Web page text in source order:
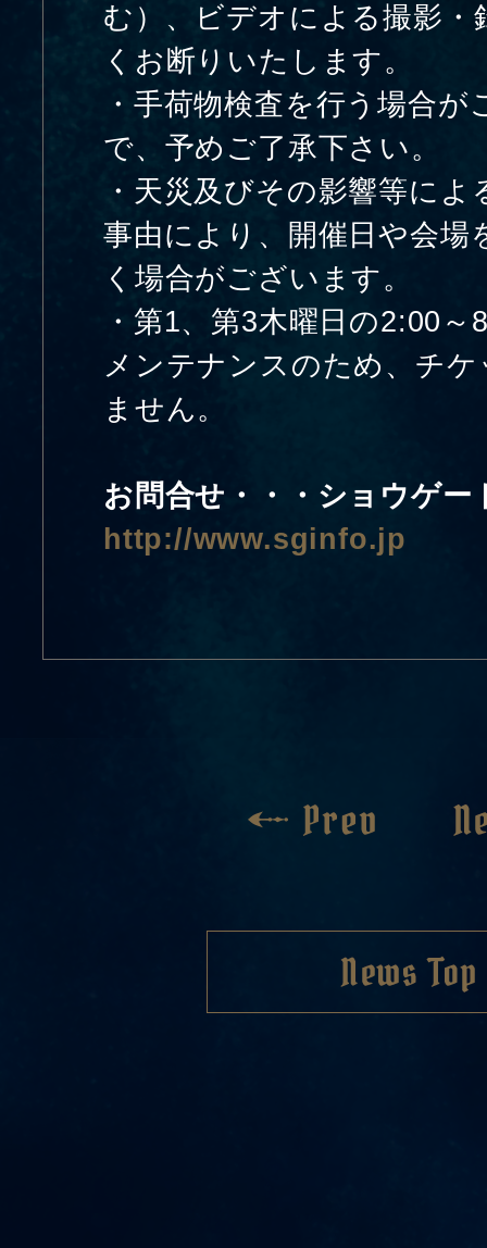
む）、ビデオによる撮影・
くお断りいたします。
・手荷物検査を行う場合が
で、予めご了承下さい。
・天災及びその影響等に
事由により、開催日や会場
く場合がございます。
・第1、第3木曜日の2:00
メンテナンスのため、チ
ません。
お問合せ・・・ショウゲ
http://www.sginfo.jp